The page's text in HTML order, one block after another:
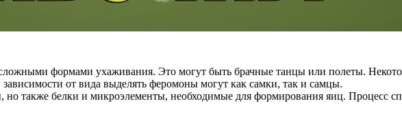
формами ухаживания. Это могут быть брачные танцы или полеты.
от вида выделять феромоны могут как самки, так и самцы.
но также белки и микроэлементы, необходимые для формирования яиц. Процесс